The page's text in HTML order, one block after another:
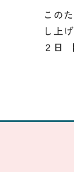
この
し上
２日